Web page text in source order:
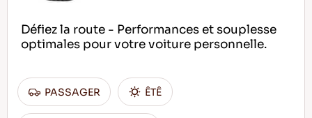
Défiez la route - Performances et souplesse
optimales pour votre voiture personnelle.
PASSAGER ÊTÊ